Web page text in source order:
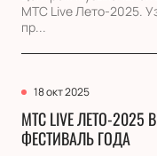
МТС Live Лето-2025.
пр...
18 окт 2025
МТС LIVE ЛЕТО-
ФЕСТИВАЛЬ ГОДА